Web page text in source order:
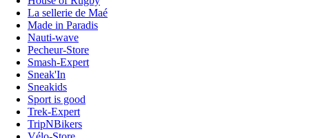
La sellerie de Maé
Made in Paradis
Nauti-wave
Pecheur-Store
Smash-Expert
Sneak'In
Sneakids
Sport is good
Trek-Expert
TripNBikers